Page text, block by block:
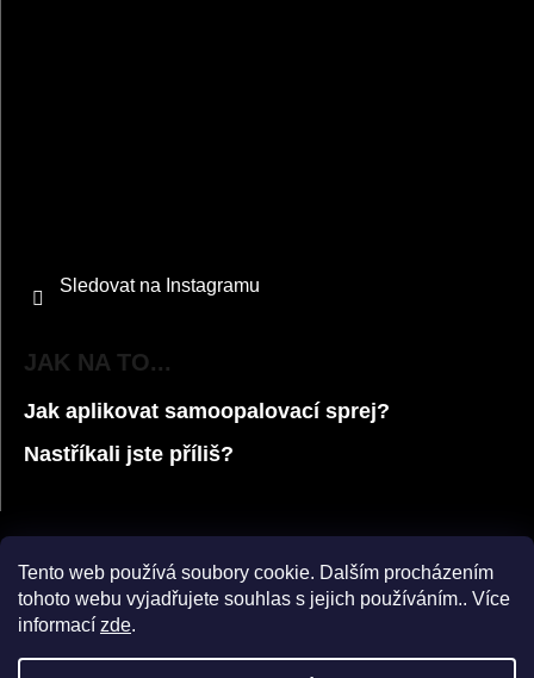
Tento web používá soubory cookie. Dalším procházením
tohoto webu vyjadřujete souhlas s jejich používáním.. Více
informací zde.
Sledovat na Instagramu
JAK NA TO...
Jak aplikovat samoopalovací sprej?
Nastříkali jste příliš?